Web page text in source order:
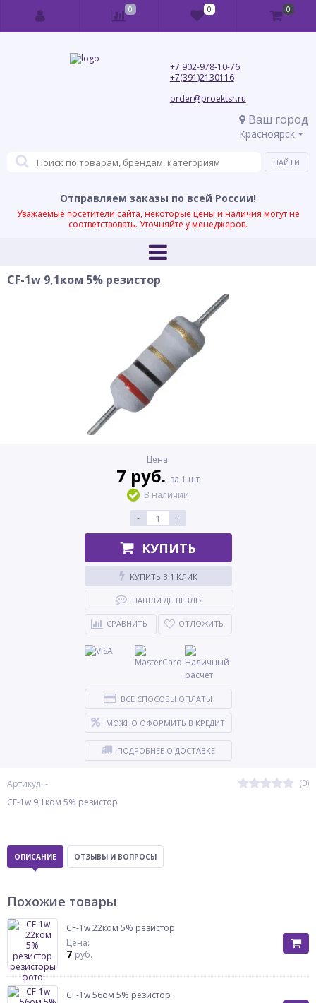
+7 902-978-10-76
+7(391)2130116
order@proektsr.ru
Ваш город
Красноярск
Отправляем заказы по всей России!
Уважаемые посетители сайта, некоторые цены и наличия могут не
соответствовать. Уточняйте у менеджеров.
CF-1w 9,1ком 5% резистор
Артикул: -
(0)
CF-1w 9,1ком 5% резистор
Цена:
7 руб. за 1 шт
В наличии
-
+
КУПИТЬ
КУПИТЬ В 1 КЛИК
НАШЛИ ДЕШЕВЛЕ?
СРАВНИТЬ ОТЛОЖИТЬ
ВСЕ СПОСОБЫ ОПЛАТЫ
МОЖНО ОФОРМИТЬ В КРЕДИТ
ПОДРОБНЕЕ О ДОСТАВКЕ
ОПИСАНИЕ ОТЗЫВЫ И ВОПРОСЫ
Похожие товары
CF-1w 22ком 5% резистор
Цена:
7 руб.
CF-1w 56ом 5% резистор
0 0 0